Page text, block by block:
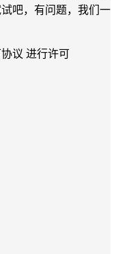
吧，有问题，我们一
议 进行许可